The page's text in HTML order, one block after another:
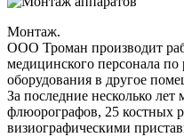
Монтаж.
ООО Троман производит
медицинского персонала
оборудования в другое
За последние несколько
флюорографов, 25 костных
визиографическими